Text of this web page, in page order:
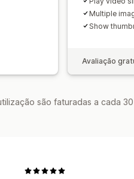
Multiple
Show
Avaliação
são faturadas a cada